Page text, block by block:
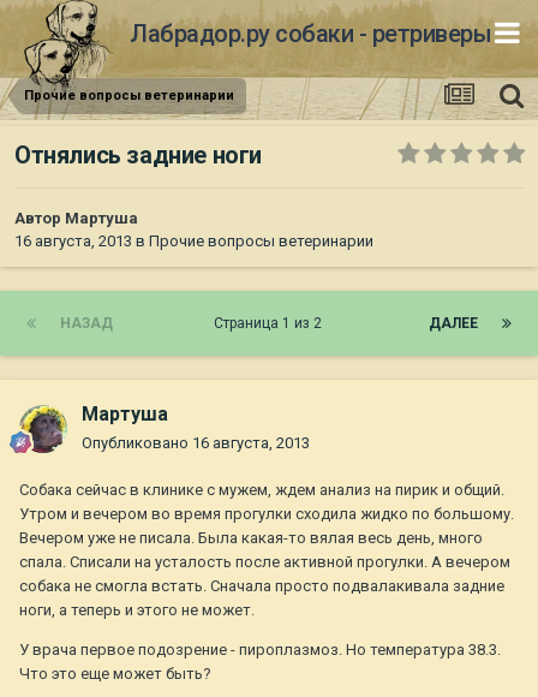
Лабрадор.ру собаки - ретриверы
Прочие вопросы ветеринарии
Отнялись задние ноги
Автор Мартуша
16 августа, 2013 в Прочие вопросы ветеринарии
НАЗАД ДАЛЕЕ
Страница 1 из 2
Мартуша
Опубликовано 16 августа, 2013
Собака сейчас в клинике с мужем, ждем анализ на пирик и общий.
Утром и вечером во время прогулки сходила жидко по большому.
Вечером уже не писала. Была какая-то вялая весь день, много
спала. Списали на усталость после активной прогулки. А вечером
собака не смогла встать. Сначала просто подвалакивала задние
ноги, а теперь и этого не может.
У врача первое подозрение - пироплазмоз. Но температура 38.3.
Что это еще может быть?